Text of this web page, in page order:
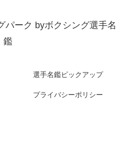
パーク byボクシング選手名
鑑
選手名鑑ピックアップ
プライバシーポリシー